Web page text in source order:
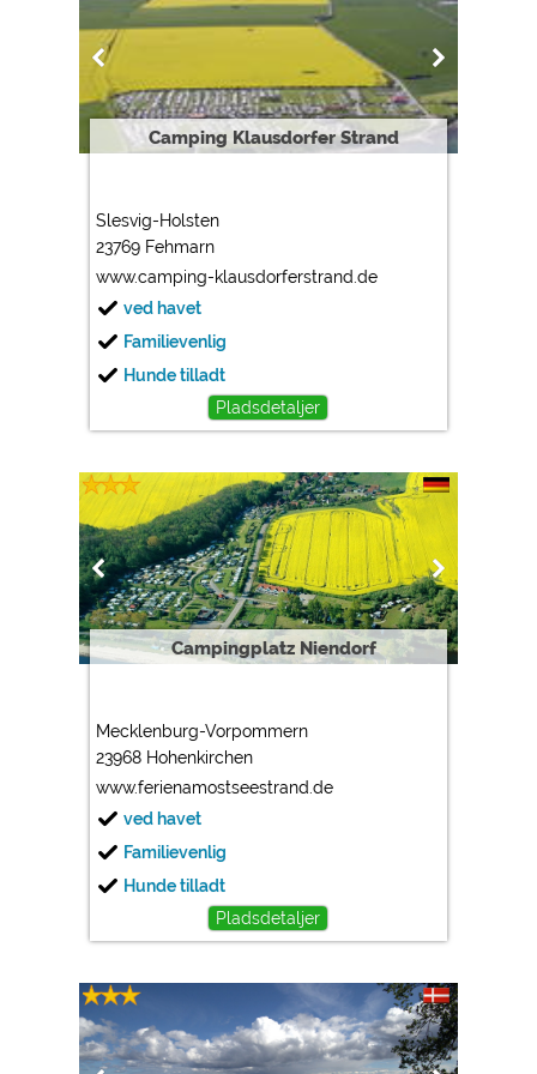
Camping Klausdorfer Strand
Slesvig-Holsten
23769 Fehmarn
www.camping-klausdorferstrand.de
ved havet
Familievenlig
Hunde tilladt
Pladsdetaljer
Campingplatz Niendorf
Mecklenburg-Vorpommern
23968 Hohenkirchen
www.ferienamostseestrand.de
ved havet
Familievenlig
Hunde tilladt
Pladsdetaljer